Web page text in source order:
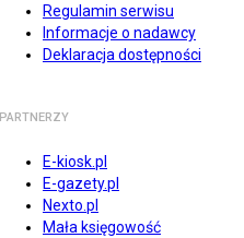
Regulamin serwisu
Informacje o nadawcy
Deklaracja dostępności
PARTNERZY
E-kiosk.pl
E-gazety.pl
Nexto.pl
Mała księgowość